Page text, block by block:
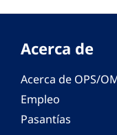
Acerca de
Acerca de OPS/
Empleo
Pasantías